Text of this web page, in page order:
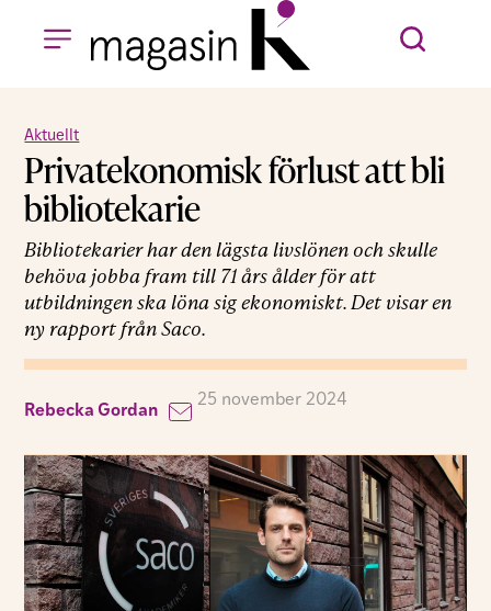
Aktuellt
Privatekonomisk förlust att bli
bibliotekarie
Bibliotekarier har den lägsta livslönen och skulle
behöva jobba fram till 71 års ålder för att
utbildningen ska löna sig ekonomiskt. Det visar en
ny rapport från Saco.
Rebecka Gordan
25 november 2024